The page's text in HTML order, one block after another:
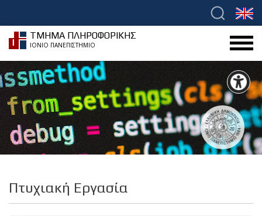
ΤΜΗΜΑ ΠΛΗΡΟΦΟΡΙΚΗΣ
ΙΟΝΙΟ ΠΑΝΕΠΙΣΤΗΜΙΟ
Πτυχιακή Εργασία